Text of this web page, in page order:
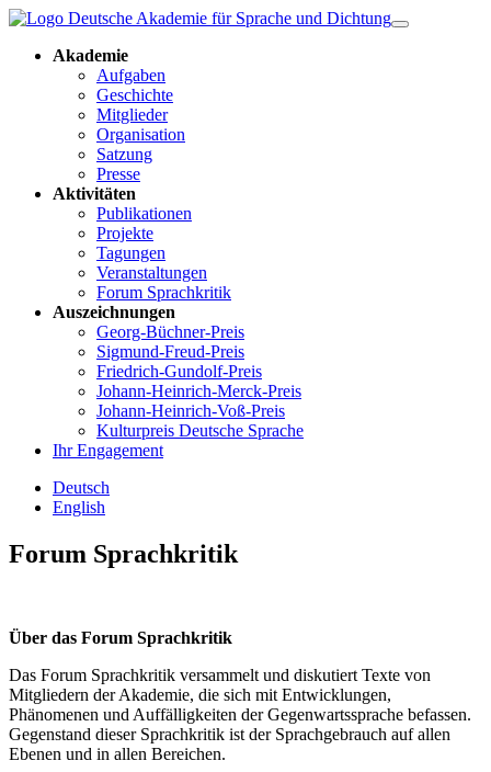
Akademie
Aufgaben
Geschichte
Mitglieder
Organisation
Satzung
Presse
Aktivitäten
Publikationen
Projekte
Tagungen
Veranstaltungen
Forum Sprachkritik
Auszeichnungen
Georg-Büchner-Preis
Sigmund-Freud-Preis
Friedrich-Gundolf-Preis
Johann-Heinrich-Merck-Preis
Johann-Heinrich-Voß-Preis
Kulturpreis Deutsche Sprache
Ihr Engagement
Deutsch
English
Forum Sprachkritik
Über das Forum Sprachkritik
Das Forum Sprachkritik versammelt und diskutiert Texte von
Mitgliedern der Akademie, die sich mit Entwicklungen,
Phänomenen und Auffälligkeiten der Gegenwartssprache befassen.
Gegenstand dieser Sprachkritik ist der Sprachgebrauch auf allen
Ebenen und in allen Bereichen.